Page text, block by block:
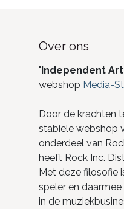
Over ons
"Independent
webshop Media-
Door de krachten
stabiele webshop
onderdeel van
heeft Rock Inc.
Met deze filosofie
speler en
in de